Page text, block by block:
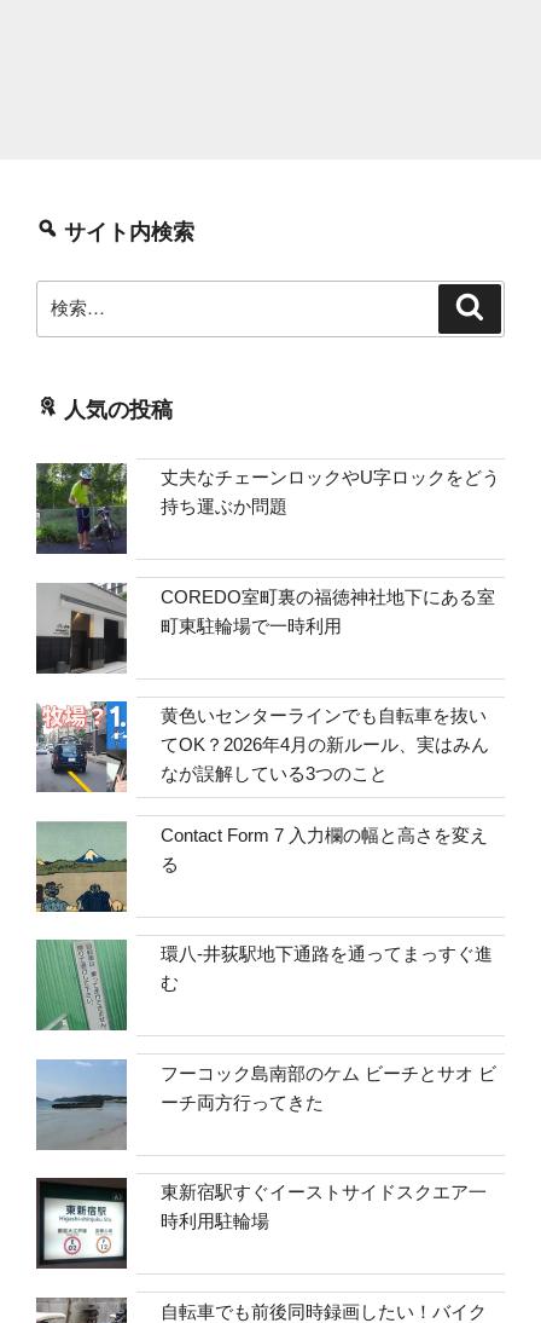
サイト内検索
索:
人気の投稿
丈夫なチェーンロックやU字ロックをどう
持ち運ぶか問題
COREDO室町裏の福徳神社地下にある室
町東駐輪場で一時利用
黄色いセンターラインでも自転車を抜い
てOK？2026年4月の新ルール、実はみん
なが誤解している3つのこと
Contact Form 7 入力欄の幅と高さを変え
る
環八-井荻駅地下通路を通ってまっすぐ進
む
フーコック島南部のケム ビーチとサオ ビ
ーチ両方行ってきた
東新宿駅すぐイーストサイドスクエア一
時利用駐輪場
自転車でも前後同時録画したい！バイク